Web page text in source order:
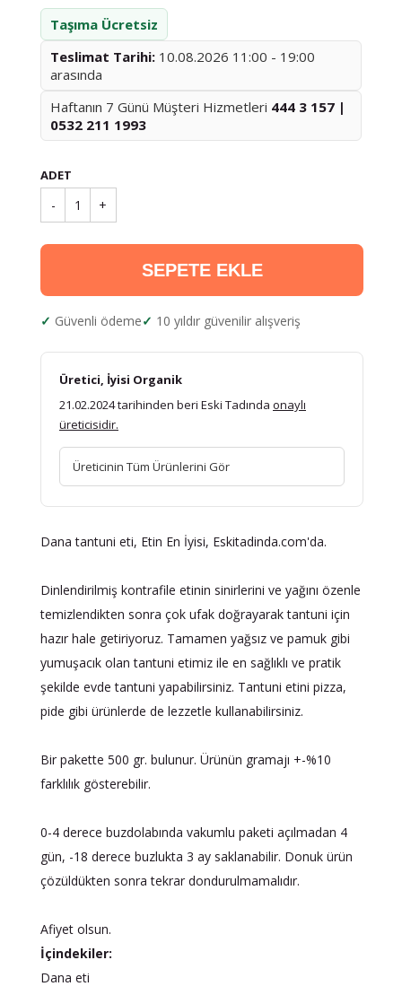
Taşıma Ücretsiz
Teslimat Tarihi: 10.08.2026 11:00 - 19:00
arasında
Haftanın 7 Günü Müşteri Hizmetleri 444 3 157 |
0532 211 1993
ADET
- 1 +
SEPETE EKLE
Güvenli ödeme 10 yıldır güvenilir alışveriş
Üretici, İyisi Organik
21.02.2024 tarihinden beri Eski Tadında onaylı
üreticisidir.
Üreticinin Tüm Ürünlerini Gör
Dana tantuni eti, Etin En İyisi, Eskitadinda.com'da.
Dinlendirilmiş kontrafile etinin sinirlerini ve yağını özenle
temizlendikten sonra çok ufak doğrayarak tantuni için
hazır hale getiriyoruz. Tamamen yağsız ve pamuk gibi
yumuşacık olan tantuni etimiz ile en sağlıklı ve pratik
şekilde evde tantuni yapabilirsiniz. Tantuni etini pizza,
pide gibi ürünlerde de lezzetle kullanabilirsiniz.
Bir pakette 500 gr. bulunur. Ürünün gramajı +-%10
farklılık gösterebilir.
0-4 derece buzdolabında vakumlu paketi açılmadan 4
gün, -18 derece buzlukta 3 ay saklanabilir. Donuk ürün
çözüldükten sonra tekrar dondurulmamalıdır.
Afiyet olsun.
İçindekiler:
Dana eti